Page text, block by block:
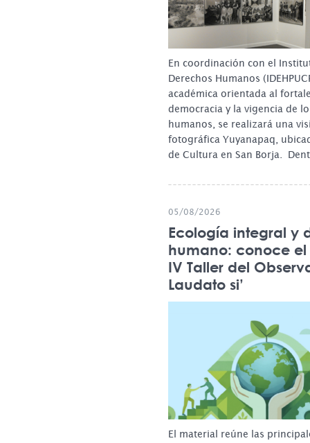
En coordinación con el
Derechos Humanos
académica orientada al
democracia y la vigencia de
humanos, se realizará una
fotográfica Yuyanapaq,
de Cultura en San Borja.
05/08/2026
Ecología integral y
humano: conoce el
IV Taller del
Laudato si’
El material reúne las